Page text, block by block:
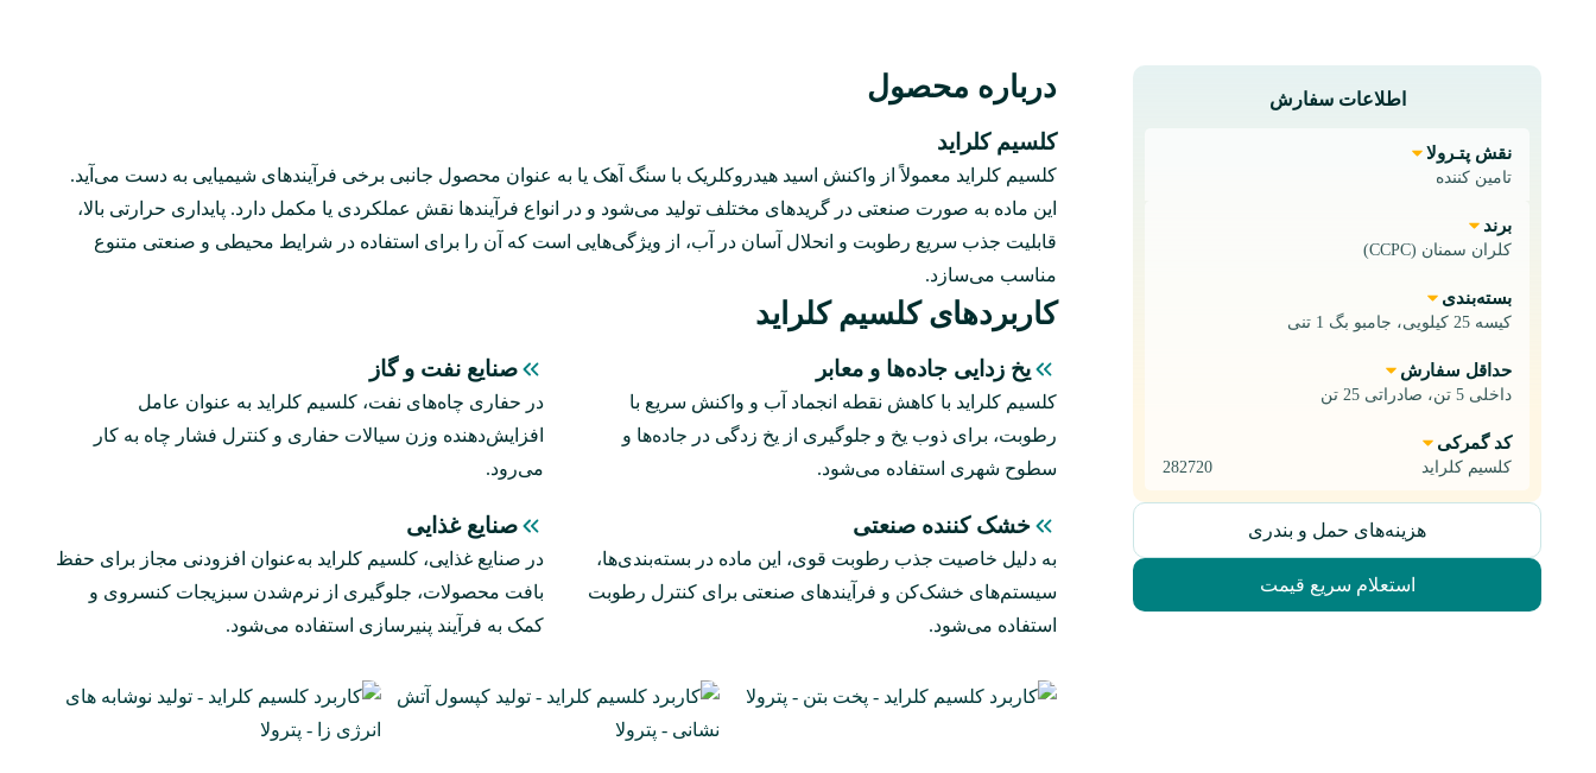
اطلاعات سفارش
نقش پتـرولا
تامین کننده
برند
کلران سمنان (CCPC)
بسته‌بندی
کیسه 25 کیلویی، جامبو بگ 1 تنی
حداقل سفارش
داخلی 5 تن، صادراتی 25 تن
کد گمرکی
کلسیم کلراید 282720
هزینه‌های حمل و بندری
استعلام سریع قیمت
درباره محصول
کلسیم کلراید
کلسیم کلراید معمولاً از واکنش اسید هیدروکلریک با سنگ آهک یا به ‌عنوان محصول جانبی برخی فرآیندهای شیمیایی به ‌دست می‌آید.
این ماده به ‌صورت صنعتی در گریدهای مختلف تولید می‌شود و در انواع فرآیندها نقش عملکردی یا مکمل دارد. پایداری حرارتی بالا،
قابلیت جذب سریع رطوبت و انحلال آسان در آب، از ویژگی‌هایی است که آن را برای استفاده در شرایط محیطی و صنعتی متنوع
مناسب می‌سازد.
کاربرد‌های کلسیم کلراید
یخ‌ زدایی جاده‌ها و معابر
کلسیم کلراید با کاهش نقطه انجماد آب و واکنش سریع با
رطوبت، برای ذوب یخ و جلوگیری از یخ‌ زدگی در جاده‌ها و
سطوح شهری استفاده می‌شود.
صنایع نفت و گاز
در حفاری چاه‌های نفت، کلسیم کلراید به‌ عنوان عامل
افزایش‌دهنده وزن سیالات حفاری و کنترل فشار چاه به‌ کار
می‌رود.
خشک‌ کننده صنعتی
به‌ دلیل خاصیت جذب رطوبت قوی، این ماده در بسته‌بندی‌ها،
سیستم‌های خشک‌کن و فرآیندهای صنعتی برای کنترل رطوبت
استفاده می‌شود.
صنایع غذایی
در صنایع غذایی، کلسیم کلراید به‌عنوان افزودنی مجاز برای حفظ
بافت محصولات، جلوگیری از نرم‌شدن سبزیجات کنسروی و
کمک به فرآیند پنیرسازی استفاده می‌شود.